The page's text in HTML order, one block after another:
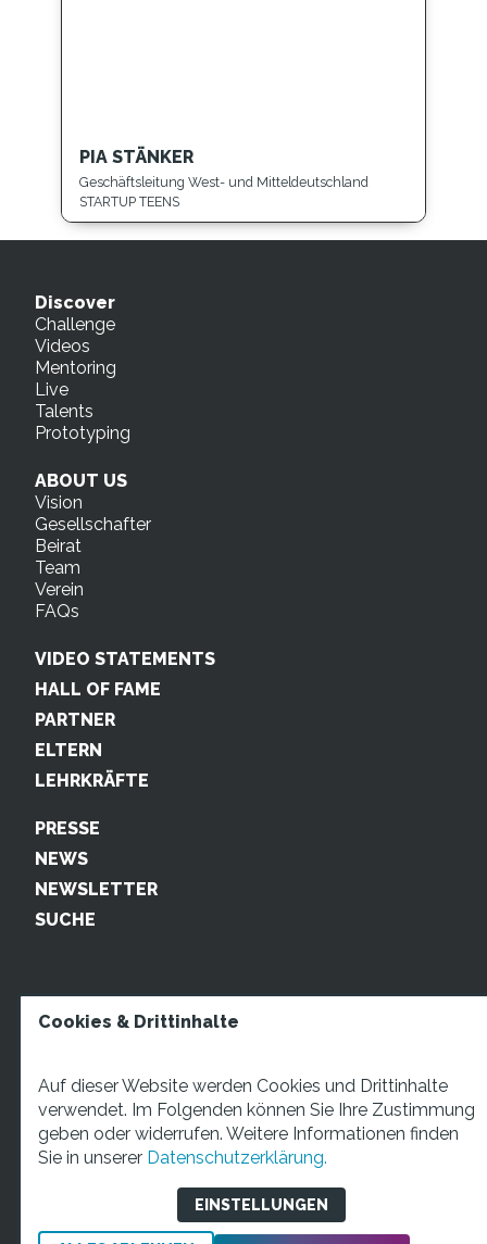
PIA STÄNKER
Geschäftsleitung West- und Mitteldeutschland
STARTUP TEENS
Discover
Challenge
Videos
Mentoring
Live
Talents
Prototyping
ABOUT US
Vision
Gesellschafter
Beirat
Team
Verein
FAQs
VIDEO STATEMENTS
HALL OF FAME
PARTNER
ELTERN
LEHRKRÄFTE
PRESSE
NEWS
NEWSLETTER
SUCHE
STARTUP TEENS Münsterstraße 5, 59065 Hamm. Fon:
+49 2381 4870207 Mail:info@startupteens.de
Cookies & Drittinhalte
Auf dieser Website werden Cookies und Drittinhalte
verwendet. Im Folgenden können Sie Ihre Zustimmung
geben oder widerrufen. Weitere Informationen finden
Sie in unserer Datenschutzerklärung.
EINSTELLUNGEN